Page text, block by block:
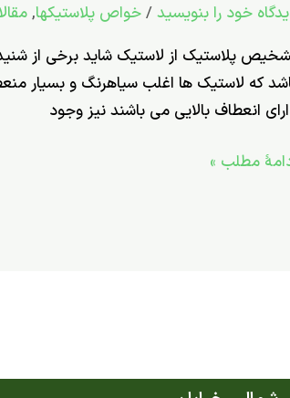
خود را بنویسید /خواص پلاستیکها,
پلاستیک از لاستیک شاید برخی از
که لاستیک ها اغلب سیاه­رنگ و بسیار
انعطاف بالایی می باشند نیز وجود
نمونه
ای
مطلب »